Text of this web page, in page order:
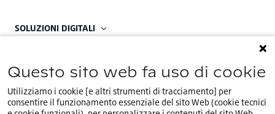
SOLUZIONI DIGITALI
CONTATTACI
La nostra sede regionale:
Questo sito web fa uso di cookie
Utilizziamo i cookie [e altri strumenti di tracciamento] per
consentire il funzionamento essenziale del sito Web (cookie tecnici